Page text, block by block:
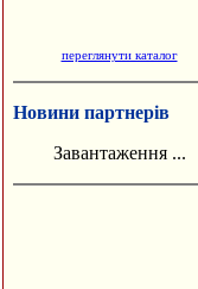
переглянути каталог
Новини партнерів
Завантаження ...